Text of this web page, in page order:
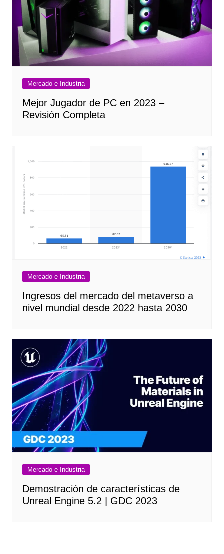
Mercado e Industria
Mejor Jugador de PC en 2023 –
Revisión Completa
Mercado e Industria
Ingresos del mercado del metaverso a
nivel mundial desde 2022 hasta 2030
Mercado e Industria
Demostración de características de
Unreal Engine 5.2 | GDC 2023